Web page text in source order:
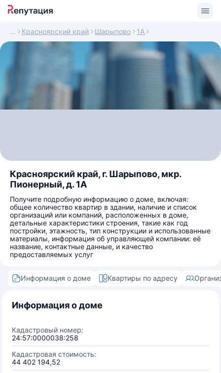
Красноярский край Шарыпово 1А
Красноярский край, г. Шарыпово, мкр.
Пионерный, д. 1А
Получите подробную информацию о доме, включая:
общее количество квартир в здании, наличие и список
организаций или компаний, расположенных в доме,
детальные характеристики строения, такие как год
постройки, этажность, тип конструкции и использованные
материалы, информация об управляющей компании: её
название, контактные данные, и качество
предоставляемых услуг
Информация о доме Квартиры по адресу
Информация о доме
Кадастровый номер:
24:57:0000038:258
Кадастровая стоимость:
44 402 194,52